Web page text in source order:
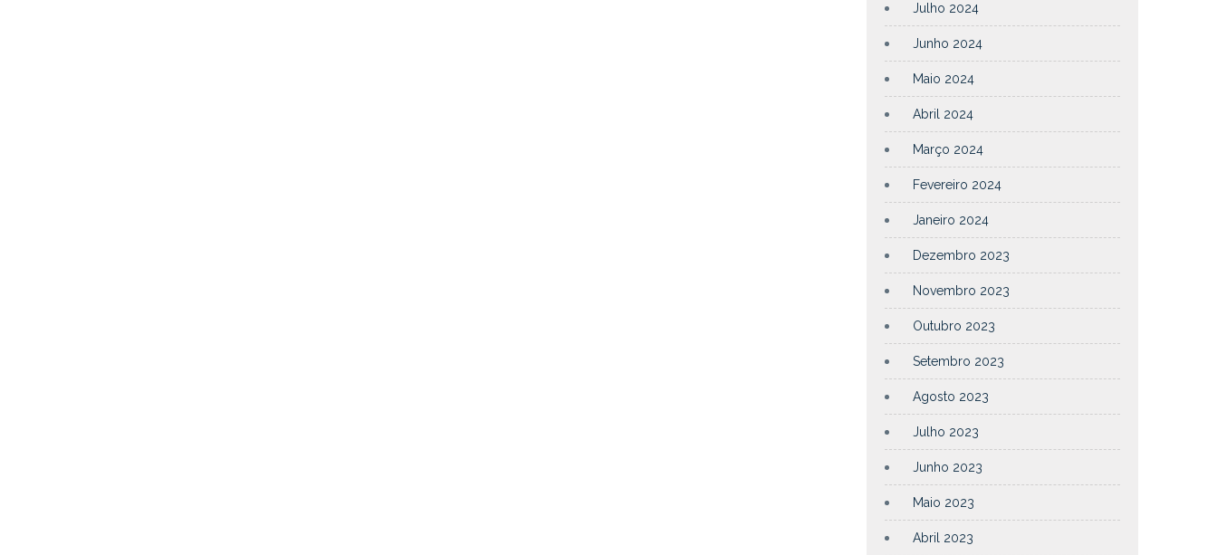
Julho 2024
Junho 2024
Maio 2024
Abril 2024
Março 2024
Fevereiro 2024
Janeiro 2024
Dezembro 2023
Novembro 2023
Outubro 2023
Setembro 2023
Agosto 2023
Julho 2023
Junho 2023
Maio 2023
Abril 2023